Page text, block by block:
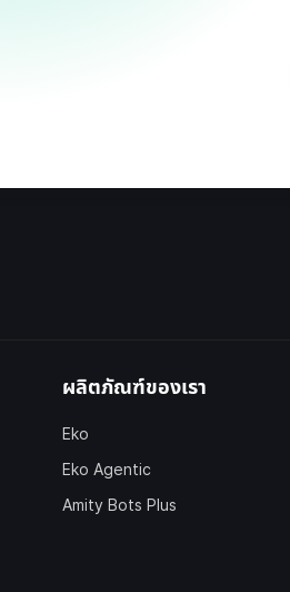
ผลิตภัณฑ์ของเรา
Eko
Eko Agentic
Amity Bots Plus